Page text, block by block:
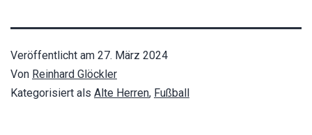
Veröffentlicht am 27. März 2024
Von Reinhard Glöckler
Kategorisiert als Alte Herren, Fußball